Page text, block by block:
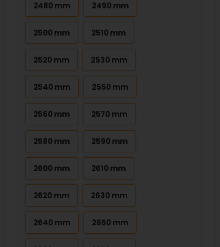
2480 mm 2490 mm
2500 mm 2510 mm
2520 mm 2530 mm
2540 mm 2550 mm
2560 mm 2570 mm
2580 mm 2590 mm
2600 mm 2610 mm
2620 mm 2630 mm
2640 mm 2650 mm